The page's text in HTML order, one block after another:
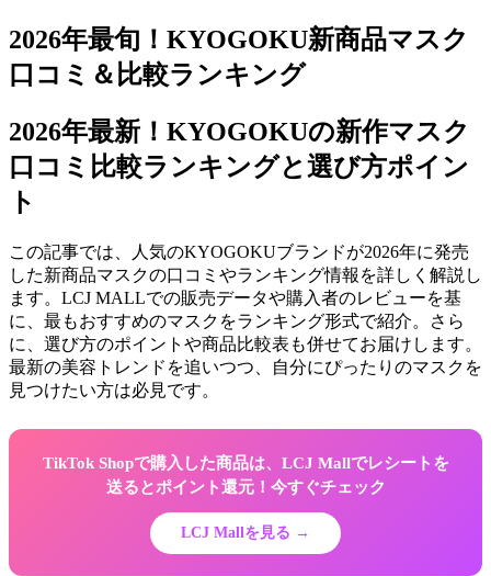
2026年最旬！KYOGOKU新商品マスク
口コミ＆比較ランキング
2026年最新！KYOGOKUの新作マスク
口コミ比較ランキングと選び方ポイン
ト
この記事では、人気のKYOGOKUブランドが2026年に発売
した新商品マスクの口コミやランキング情報を詳しく解説し
ます。LCJ MALLでの販売データや購入者のレビューを基
に、最もおすすめのマスクをランキング形式で紹介。さら
に、選び方のポイントや商品比較表も併せてお届けします。
最新の美容トレンドを追いつつ、自分にぴったりのマスクを
見つけたい方は必見です。
TikTok Shopで購入した商品は、LCJ Mallでレシートを
送るとポイント還元！今すぐチェック
LCJ Mallを見る →